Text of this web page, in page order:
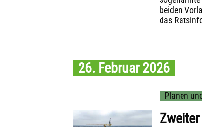
beiden
das
26. Februar 2026
Planen